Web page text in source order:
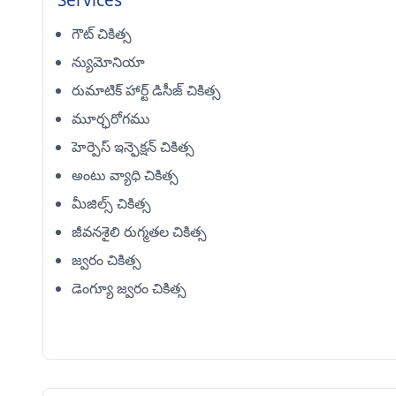
గౌట్ చికిత్స
న్యుమోనియా
రుమాటిక్ హార్ట్ డిసీజ్ చికిత్స
మూర్ఛరోగము
హెర్పెస్ ఇన్ఫెక్షన్ చికిత్స
అంటు వ్యాధి చికిత్స
మీజిల్స్ చికిత్స
జీవనశైలి రుగ్మతల చికిత్స
జ్వరం చికిత్స
డెంగ్యూ జ్వరం చికిత్స